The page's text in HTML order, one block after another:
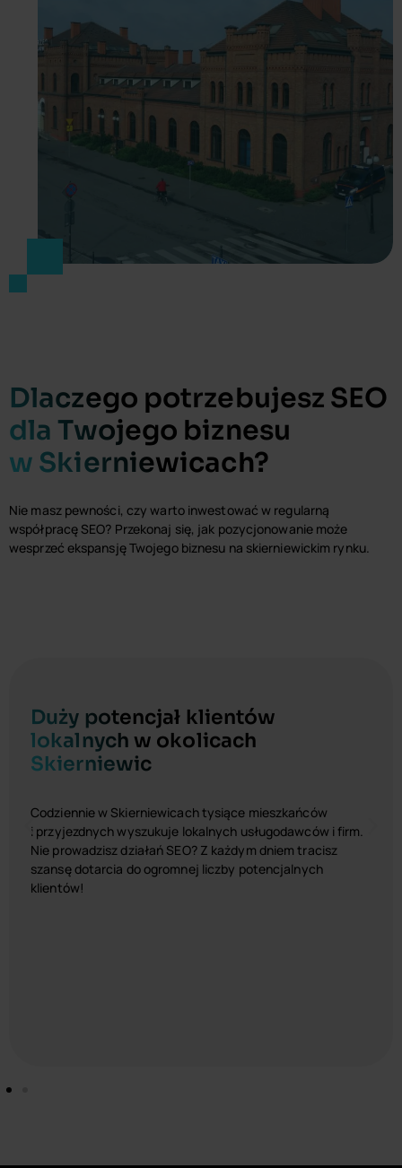
Dlaczego potrzebujesz SEO
dla Twojego biznesu
w Skierniewicach?
Nie masz pewności, czy warto inwestować w regularną
współpracę SEO? Przekonaj się, jak pozycjonowanie może
wesprzeć ekspansję Twojego biznesu na skierniewickim rynku.
Duży potencjał klientów
lokalnych w okolicach
Skierniewic
Codziennie w Skierniewicach tysiące mieszkańców
i przyjezdnych wyszukuje lokalnych usługodawców i firm.
Nie prowadzisz działań SEO? Z każdym dniem tracisz
szansę dotarcia do ogromnej liczby potencjalnych
klientów!